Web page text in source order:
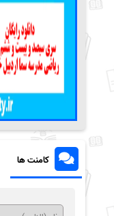
کامنت ها